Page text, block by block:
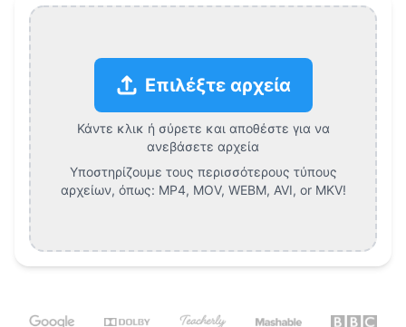
Επιλέξτε αρχεία
Κάντε κλικ ή σύρετε και αποθέστε για να
ανεβάσετε αρχεία
Υποστηρίζουμε τους περισσότερους τύπους
αρχείων, όπως: MP4, MOV, WEBM, AVI, or MKV!